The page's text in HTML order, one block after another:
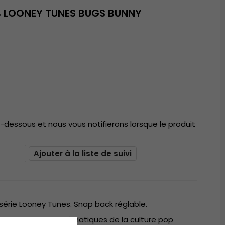
TUNES BUGS BUNNY
et nous vous notifierons lorsque le produit
Ajouter à la liste de suivi
Looney Tunes. Snap back réglable.
de figures emblématiques de la culture pop